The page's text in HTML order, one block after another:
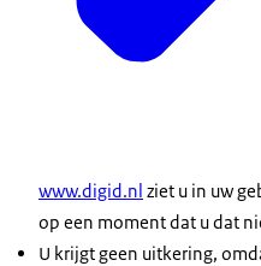
www.digid.nl ziet u in uw
op een moment dat u dat
U krijgt geen uitkering,